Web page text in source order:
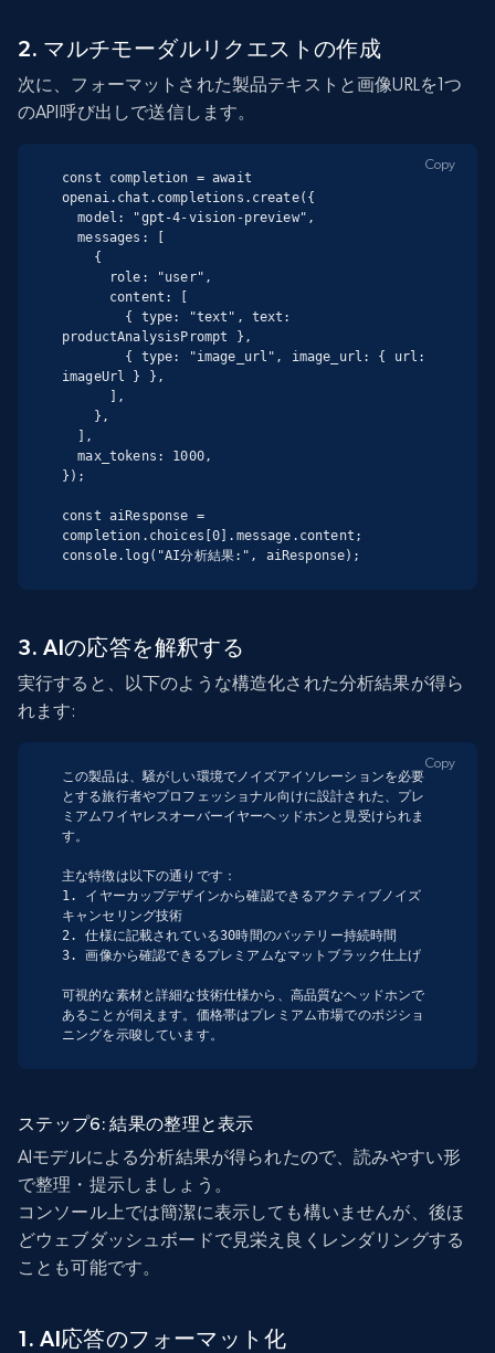
2. マルチモーダルリクエストの作成
次に、フォーマットされた製品テキストと画像URLを1つ
のAPI呼び出しで送信します。
const completion = await
openai.chat.completions.create({
  model: "gpt-4-vision-preview",
  messages: [
productAnalysisPrompt },
imageUrl } },
  max_tokens: 1000,
});
const aiResponse =
completion.choices[0].message.content;
console.log("AI分析結果:", aiResponse);
Copy
3. AIの応答を解釈する
実行すると、以下のような構造化された分析結果が得ら
れます:
この製品は、騒がしい環境でノイズアイソレーションを必要
とする旅行者やプロフェッショナル向けに設計された、プレ
ミアムワイヤレスオーバーイヤーヘッドホンと見受けられま
す。
主な特徴は以下の通りです：
1. イヤーカップデザインから確認できるアクティブノイズ
キャンセリング技術
2. 仕様に記載されている30時間のバッテリー持続時間
3. 画像から確認できるプレミアムなマットブラック仕上げ
可視的な素材と詳細な技術仕様から、高品質なヘッドホンで
あることが伺えます。価格帯はプレミアム市場でのポジショ
ニングを示唆しています。
Copy
ステップ6: 結果の整理と表示
AIモデルによる分析結果が得られたので、読みやすい形
で整理・提示しましょう。
コンソール上では簡潔に表示しても構いませんが、後ほ
どウェブダッシュボードで見栄え良くレンダリングする
ことも可能です。
1. AI応答のフォーマット化